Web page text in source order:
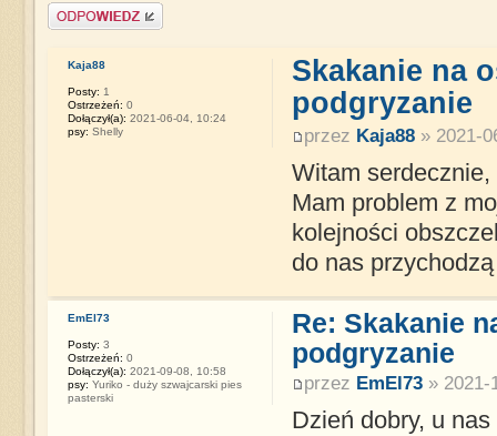
Napisz komentarz
Skakanie na
podgryzanie
przez Kaja88» 2021-
Witam serdecznie,
Mam problem z
kolejności
do nas
Kaja88
Posty: 1
Ostrzeżeń: 0
Dołączył(a): 2021-06-04, 10:24
psy: Shelly
Re: Skakanie
podgryzanie
przez EmEl73» 2021-
Dzień dobry, u
EmEl73
Posty: 3
Ostrzeżeń: 0
Dołączył(a): 2021-09-08, 10:58
psy: Yuriko - duży szwajcarski pies
pasterski